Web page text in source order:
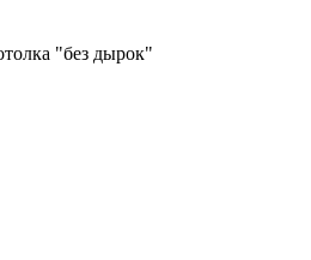
"без дырок"